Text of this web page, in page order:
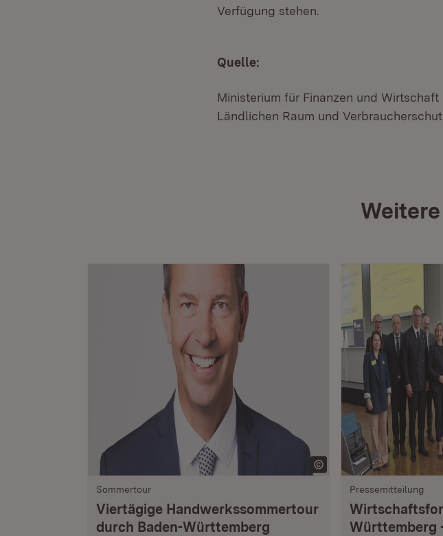
Verfügung stehen.
Quelle:
Ministerium für Finanzen und
Ländlichen Raum und
Sommertour
Viertägige Handwerkssommertour
durch Baden-Württemberg
Pressemitteilung
Württemberg